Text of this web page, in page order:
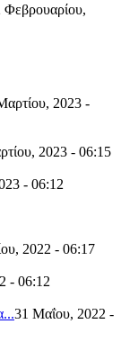
Φεβρουαρίου,
2023 -
2023 - 06:15
- 06:12
2022 - 06:17
- 06:12
31 Μαΐου, 2022 -